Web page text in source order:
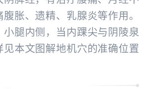
胀、遗精、乳腺炎等作用。
腿内侧，当内踝尖与阴陵泉
见本文图解地机穴的准确位置